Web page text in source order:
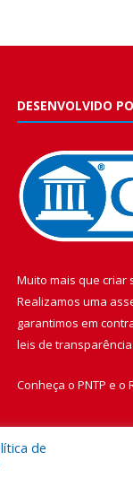
DESENVOLVIDO
Muito mais que criar
Realizamos uma
garantimos em
leis de
Conheça o PNTP e o
de